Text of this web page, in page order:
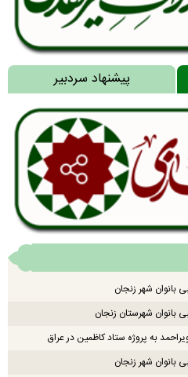
پیشنهاد سردبیر
بانوان شهر زنجان
بانوان شهرستان زنجان
بانوان شهر زنجان